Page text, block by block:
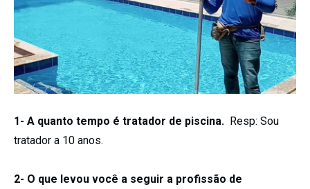
1- A quanto tempo é tratador de piscina. Resp: Sou
tratador a 10 anos.
2- O que levou você a seguir a profissão de